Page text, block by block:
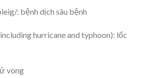
: bệnh dịch sâu bệnh
hurricane and typhoon): lốc
vong